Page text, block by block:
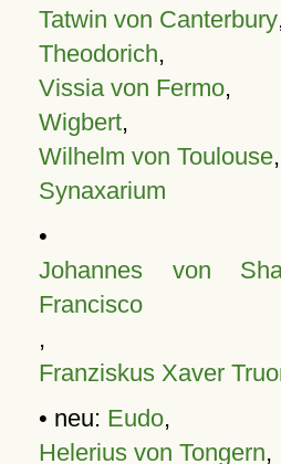
Tatwin von Canterbury
Theodorich,
Vissia von Fermo,
Wigbert,
Wilhelm von Toulouse,
Synaxarium
•
Johannes von
Francisco
,
Franziskus Xaver
• neu: Eudo,
Helerius von Tongern,